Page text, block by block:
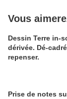
Vous
Dessin Terre in-
dérivée. Dé-
repenser.
Prise de notes